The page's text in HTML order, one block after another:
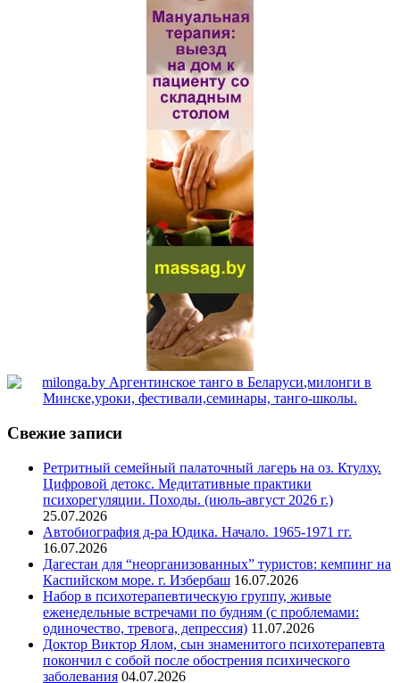
Свежие записи
Ретритный семейный палаточный лагерь на оз. Ктулху.
Цифровой детокс. Медитативные практики
психорегуляции. Походы. (июль-август 2026 г.)
25.07.2026
Автобиография д-ра Юдика. Начало. 1965-1971 гг.
16.07.2026
Дагестан для “неорганизованных” туристов: кемпинг на
Каспийском море. г. Избербаш 16.07.2026
Набор в психотерапевтическую группу, живые
еженедельные встречами по будням (с проблемами:
одиночество, тревога, депрессия) 11.07.2026
Доктор Виктор Ялом, сын знаменитого психотерапевта
покончил с собой после обострения психического
заболевания 04.07.2026